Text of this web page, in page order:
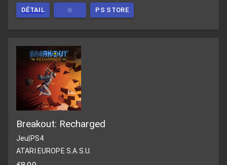
DÉTAIL ☆ PS STORE
Breakout: Recharged
Jeu PS4
ATARI EUROPE S.A.S.U.